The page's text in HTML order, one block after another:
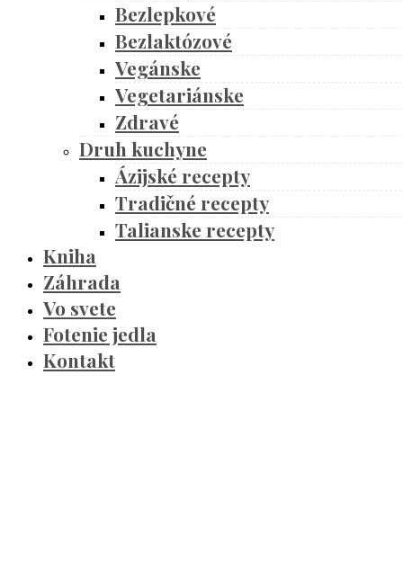
Bezlepkové
Bezlaktózové
Vegánske
Vegetariánske
Zdravé
Druh kuchyne
Ázijské recepty
Tradičné recepty
Talianske recepty
Kniha
Záhrada
Vo svete
Fotenie jedla
Kontakt